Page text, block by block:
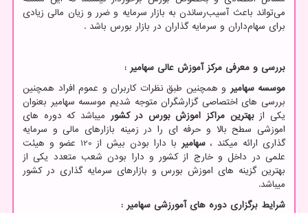
می‌تواند باعث آسیب‌رساندن به بازار سرمایه و ضرر و زیان مالی زیادی
برای سهام‌داران و سرمایه گذاران در بازار بورس باشد .
بررسی و معرفی مرکز آموزش عالی سهامیر :
موسسه سهامیر و همچنین طبق نظرات کاربران و عموم افراد همچنین
بررسی های اختصاصی گزارشگران متوجه شدیم موسسه سهامیر بعنوان
یکی ازبهترین مراکز اموزش بورس در کشور میباشد که دوره های
اموزشی سطح بالا و حرفه ای را در زمینه بازارهای مالی و سرمایه
گذاری ارائه میکند ،سهامیر
با دارا بودن بیش از 120 عضو و هیئت
علمی در داخل و خارج از کشور و دارا بودن شعب متعدد یکی از
بهترین گزینه های اموزش بورس و بازارهای سرمایه گذاری در کشور
میباشد.
شرایط برگزاری دوره های آمورزشی سهامیر :